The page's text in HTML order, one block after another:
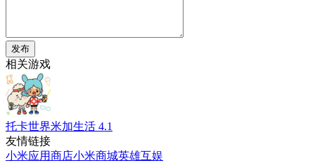
发布
相关游戏
托卡世界米加生活 4.1
友情链接
小米应用商店小米商城英雄互娱